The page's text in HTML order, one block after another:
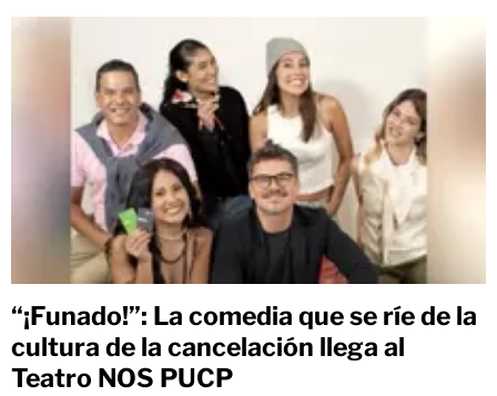
“¡Funado!”: La comedia que se ríe de la
cultura de la cancelación llega al
Teatro NOS PUCP